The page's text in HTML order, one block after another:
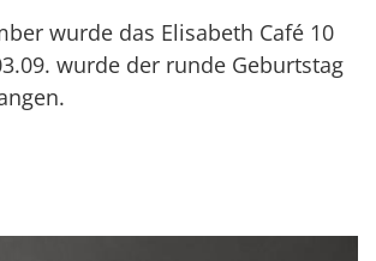
wurde das Elisabeth Café 10
wurde der runde Geburtstag